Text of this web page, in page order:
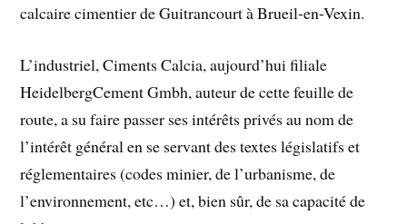
calcaire cimentier de Guitrancourt à Brueil-en-Vexin.
L’industriel, Ciments Calcia, aujourd’hui filiale
HeidelbergCement Gmbh, auteur de cette feuille de
route, a su faire passer ses intérêts privés au nom de
l’intérêt général en se servant des textes législatifs et
réglementaires (codes minier, de l’urbanisme, de
l’environnement, etc…) et, bien sûr, de sa capacité de